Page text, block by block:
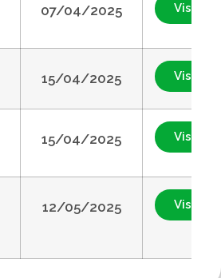
07/04/2025
15/04/2025
15/04/2025
12/05/2025